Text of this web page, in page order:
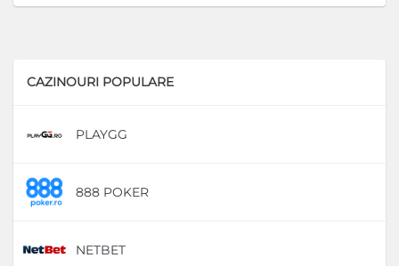
CAZINOURI POPULARE
PLAYGG
888 POKER
NETBET